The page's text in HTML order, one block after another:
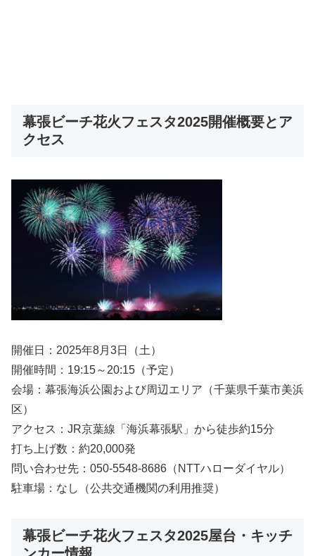
幕張ビーチ花火フェスタ2025開催概要とア
クセス
開催日：2025年8月3日（土）
開催時間：19:15～20:15（予定）
会場：幕張海浜公園および周辺エリア（千葉県千葉市美浜
区）
アクセス：JR京葉線「海浜幕張駅」から徒歩約15分
打ち上げ数：約20,000発
問い合わせ先：050-5548-8686（NTTハローダイヤル）
駐車場：なし（公共交通機関の利用推奨）
幕張ビーチ花火フェスタ2025屋台・キッチ